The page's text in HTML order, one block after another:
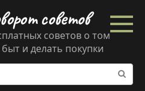
советов
советов о том
быт и делать покупки